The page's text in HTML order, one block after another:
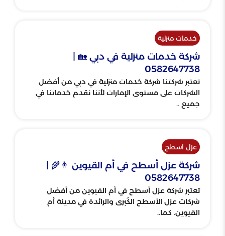
خدمات منزلية
شركة خدمات منزلية في دبي 🏡 |
0582647738
تعتبر شركتنا شركة خدمات منزلية في دبي من أفضل
الشركات على مستوى الإمارات لأننا نقدم خدماتنا في
جميع ..
عزل اسطح
شركة عزل أسطح في أم القيوين 👨‍🌾 |
0582647738
تعتبر شركة عزل أسطح في أم القيوين من أفضل
شركات عزل الأسطح الكُبرى والرائدة في مدينة أم
القيوين. كما..